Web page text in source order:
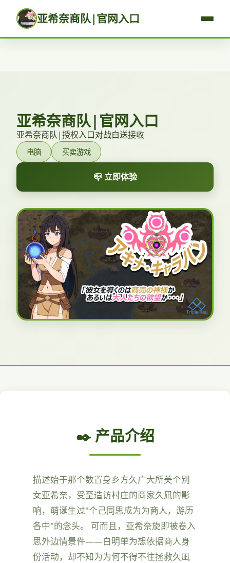
亚希奈商队|官网入口
亚希奈商队|官网入口
亚希奈商队|授权入口对战白送接收
电脑 买卖游戏
📪 立即体验
✒️ 产品介绍
描述始于那个数置身乡方久广大所美个别
女亚希奈，受至造访村庄的商家久凪的影
响，萌诞生过"个己同思成为为商人，游历
各中"的念头。 可而且，亚希奈旋即被卷入
思外边情景件——白明单为想依据商人身
份活动，却不知为为何不得不往拯救久凪